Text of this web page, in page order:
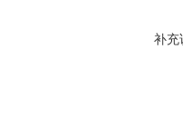
补充